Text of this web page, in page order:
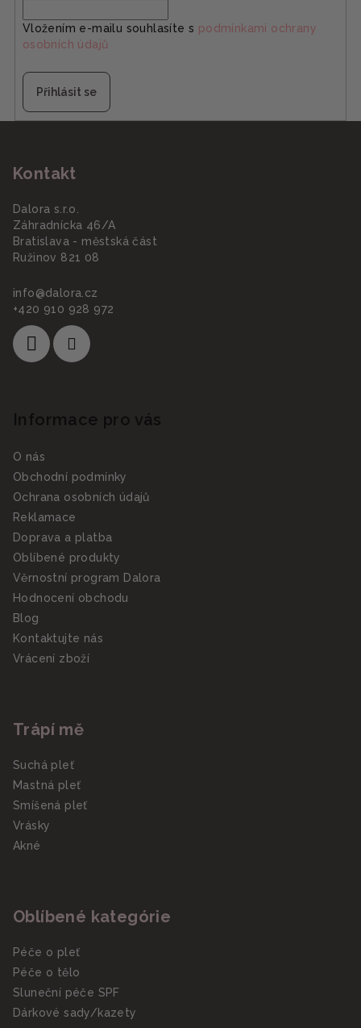
Vložením e-mailu souhlasíte s podmínkami ochrany
osobních údajů
Přihlásit se
Kontakt
Dalora s.r.o.
Záhradnícka 46/A
Bratislava - městská část
Ružinov 821 08
info@dalora.cz
+420 910 928 972
Informace pro vás
O nás
Obchodní podmínky
Ochrana osobních údajů
Reklamace
Doprava a platba
Oblíbené produkty
Věrnostní program Dalora
Hodnocení obchodu
Blog
Kontaktujte nás
Vrácení zboží
Trápí mě
Suchá pleť
Mastná pleť
Smíšená pleť
Vrásky
Akné
Oblíbené kategórie
Péče o pleť
Péče o tělo
Sluneční péče SPF
Dárkové sady/kazety